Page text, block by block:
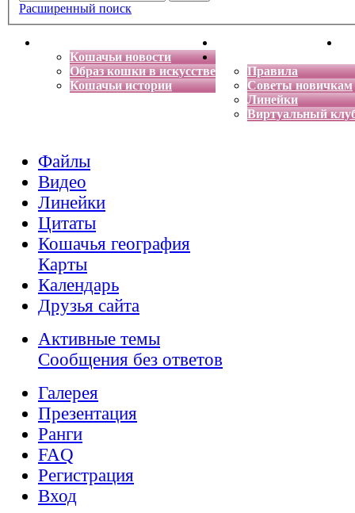
Расширенный поиск
Кошачьи новости
Образ кошки в искусстве
Кошачьи истории
Энциклопедия кошек
Правила
Советы новичкам
Линейки
Виртуальный
Файлы
Видео
Линейки
Цитаты
Кошачья география
Карты
Календарь
Друзья сайта
Активные темы
Сообщения без ответов
Галерея
Презентация
Ранги
FAQ
Регистрация
Вход